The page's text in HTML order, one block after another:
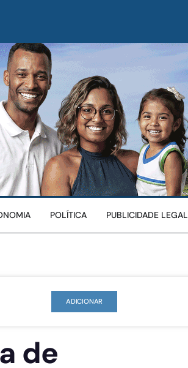
POLÍTICA PUBLICIDADE LEGAL
ADICIONAR
de